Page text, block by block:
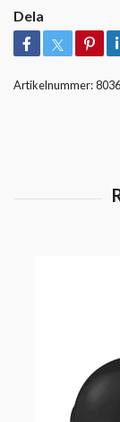
Dela
Artikelnummer: